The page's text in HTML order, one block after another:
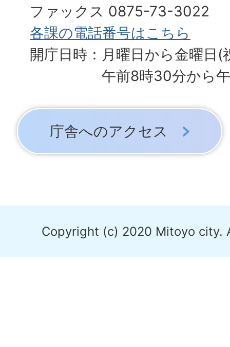
ファックス 0875-73-3022
各課の電話番号はこちら
開庁日時：月曜日から金曜日(
午前8時30分から
庁舎へのアクセス
Copyright (c) 2020 Mitoyo city.